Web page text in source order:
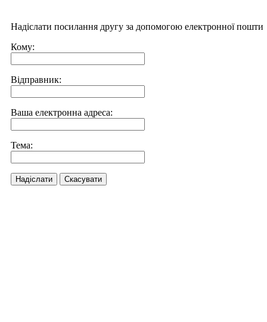
Надіслати посилання другу за допомогою електронної пошти
Кому:
Відправник:
Ваша електронна адреса:
Тема:
Надіслати Скасувати